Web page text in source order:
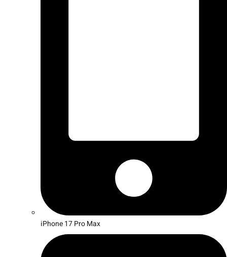
iPhone 17 Pro Max